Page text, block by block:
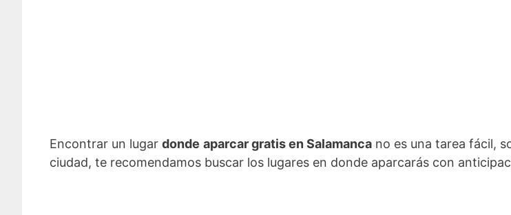
Encontrar un lugar donde aparcar gratis en Salamanca no es una tarea fácil,
ciudad, te recomendamos buscar los lugares en donde aparcarás con